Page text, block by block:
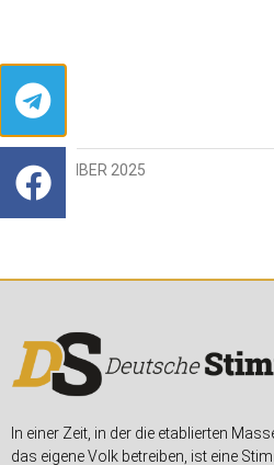
9. NOVEMBER 2025
In einer Zeit, in der die etablierten
das eigene Volk betreiben, ist eine